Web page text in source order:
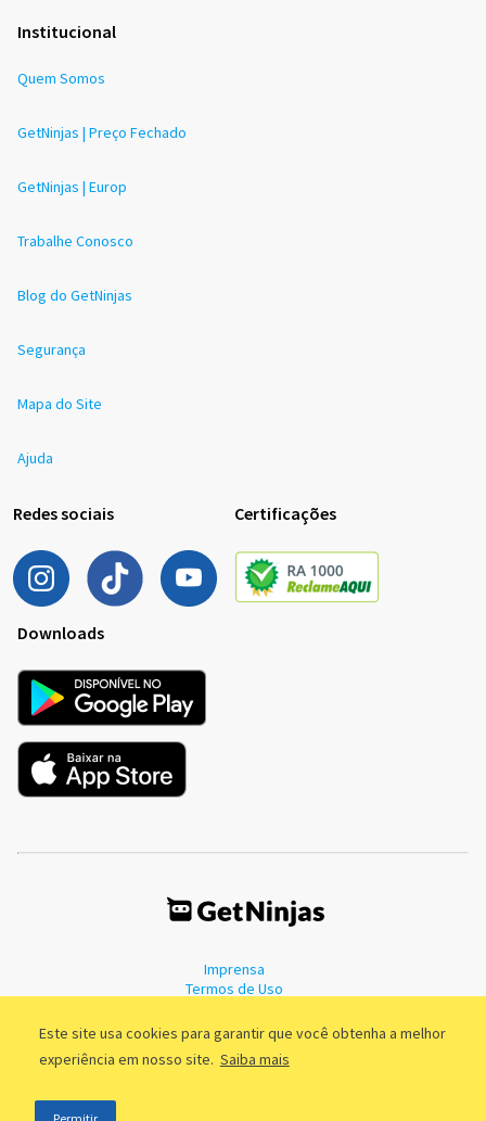
Este site usa cookies para garantir que você obtenha a melhor
experiência em nosso site. Saiba mais
Permitir
Institucional
Quem Somos
GetNinjas | Preço Fechado
GetNinjas | Europ
Trabalhe Conosco
Blog do GetNinjas
Segurança
Mapa do Site
Ajuda
Redes sociais Certificações
Downloads
Imprensa
Termos de Uso
©2011 - 2026, GetNinjas LTDA. CNPJ 55.744.877/0001-89 - Rua Dr.